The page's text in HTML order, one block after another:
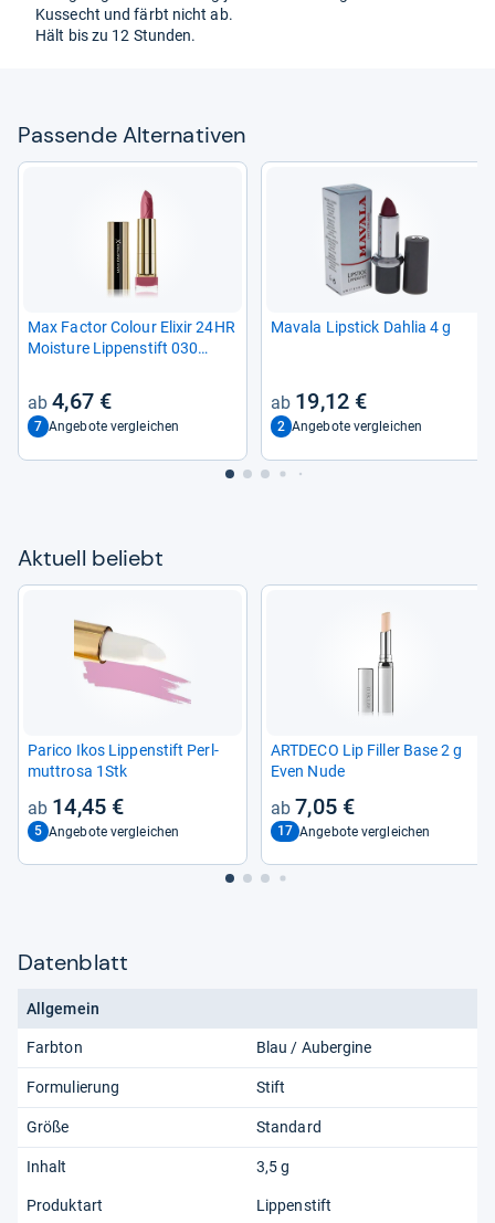
Kuss­echt und färbt nicht ab.
Hält bis zu 12 Stun­den.
Pas­sende Alter­na­ti­ven
Max Fac­tor Colour Eli­xir 24HR
Moi­sture Lip­pen­stift 030
4,67 €
7 Angebote vergleichen
Mavala Lip­stick Dah­lia 4 g
19,12 €
2 Angebote vergleichen
Aktu­ell beliebt
Parico Ikos Lip­pen­stift Perl­
mutt­rosa 1Stk
14,45 €
5 Angebote vergleichen
ART­DECO Lip Fil­ler Base 2 g
Even Nude
7,05 €
17 Angebote vergleichen
Datenblatt
Allgemein
Farbton Blau / Aubergine
Formulierung Stift
Größe Standard
Inhalt 3,5 g
Produktart Lippenstift